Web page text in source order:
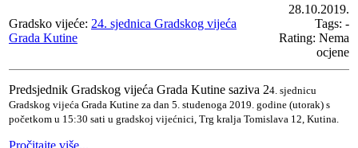
Gradsko vijeće: 24. sjednica Gradskog vijeća
Grada Kutine
28.10.2019.
Tags: -
Rating: Nema
ocjene
Predsjednik Gradskog vijeća Grada Kutine saziva 24. sjednicu
Gradskog vijeća Grada Kutine za dan 5. studenoga 2019. godine (utorak) s
početkom u 15:30 sati u gradskoj vijećnici, Trg kralja Tomislava 12, Kutina.
Pročitajte više...